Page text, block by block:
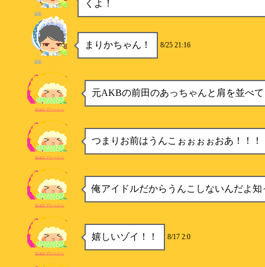
くよ！
遥華
まりかちゃん！ 8/25 21:16
遥華
元AKBの前田のあっちゃんと肩を並べ
ほmラブぐへぐへ
つまりお前はうんこぉぉぉぉおあ！！！
ほmラブぐへぐへ
俺アイドルだからうんこしないんだよ知
ほmラブぐへぐへ
嬉しいゾイ！！ 8/17 2:0
ほmラブぐへぐへ